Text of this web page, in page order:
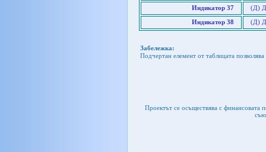
Индикатор 37 (Д)
Индикатор 38 (Д)
Забележка:
Подчертан елемент от таблицата
Проектът се осъществява с финансовата